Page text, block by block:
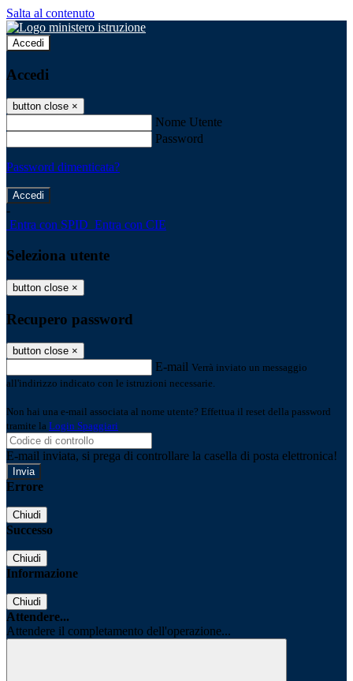
Salta al contenuto
Accedi
Accedi
button close ×
Nome Utente
Password
Password dimenticata?
-
Entra con SPID Entra con CIE
Seleziona utente
button close ×
Recupero password
button close ×
E-mail Verrà inviato un messaggio
all'indirizzo indicato con le istruzioni necessarie.
Non hai una e-mail associata al nome utente? Effettua il reset della password
tramite la Login Spaggiari
E-mail inviata, si prega di controllare la casella di posta elettronica!
Errore
Chiudi
Successo
Chiudi
Informazione
Chiudi
Attendere...
Attendere il completamento dell'operazione...